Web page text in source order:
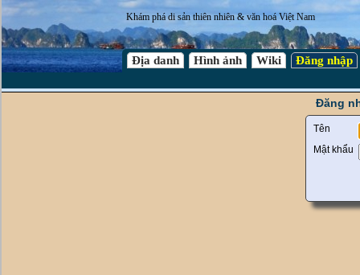
Khám phá di sản thiên nhiên & văn hoá Việt Nam
Địa danh Hình ảnh Wiki Đăng nhập
Đăng
Tên
Mật khẩu